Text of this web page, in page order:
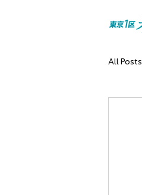
All Posts